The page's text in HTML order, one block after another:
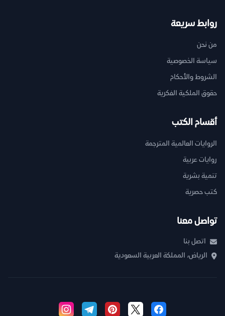
روابط سريعة
من نحن
سياسة الخصوصية
الشروط والأحكام
حقوق الملكية الفكرية
أقسام الكتب
الروايات العالمية المترجمة
روايات عربية
تنمية بشرية
كتب حصرية
تواصل معنا
اتصل بنا
الرياض، المملكة العربية السعودية